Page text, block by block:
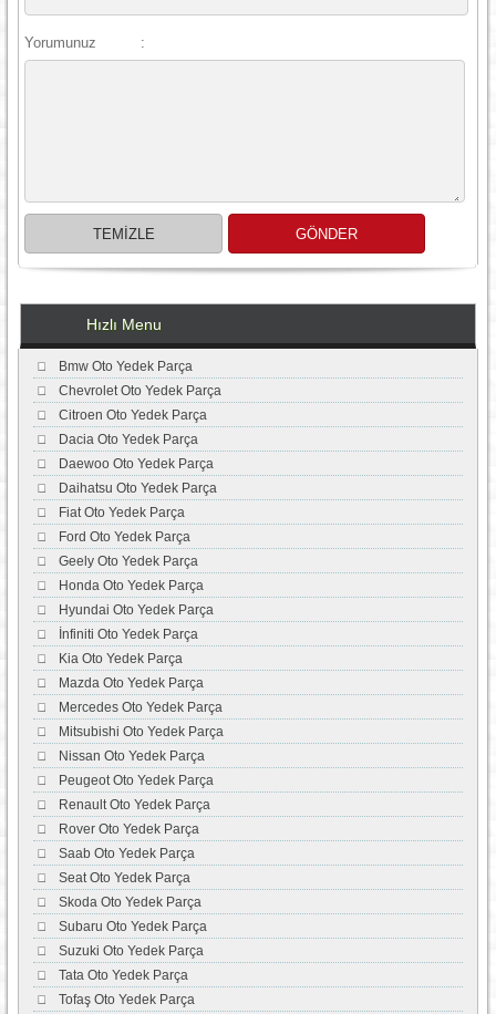
Yorumunuz :
Hızlı Menu
Bmw Oto Yedek Parça
Chevrolet Oto Yedek Parça
Citroen Oto Yedek Parça
Dacia Oto Yedek Parça
Daewoo Oto Yedek Parça
Daihatsu Oto Yedek Parça
Fiat Oto Yedek Parça
Ford Oto Yedek Parça
Geely Oto Yedek Parça
Honda Oto Yedek Parça
Hyundai Oto Yedek Parça
İnfiniti Oto Yedek Parça
Kia Oto Yedek Parça
Mazda Oto Yedek Parça
Mercedes Oto Yedek Parça
Mitsubishi Oto Yedek Parça
Nissan Oto Yedek Parça
Peugeot Oto Yedek Parça
Renault Oto Yedek Parça
Rover Oto Yedek Parça
Saab Oto Yedek Parça
Seat Oto Yedek Parça
Skoda Oto Yedek Parça
Subaru Oto Yedek Parça
Suzuki Oto Yedek Parça
Tata Oto Yedek Parça
Tofaş Oto Yedek Parça